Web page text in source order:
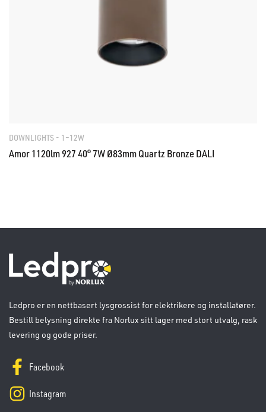
DOWNLIGHTS - 1–12W
Amor 1120lm 927 40° 7W Ø83mm Quartz Bronze DALI
Ledpro er en nettbasert lysgrossist for elektrikere og installatører.
Bestill belysning direkte fra Norlux sitt lager med stort utvalg, rask
levering og gode priser.
Facebook
Instagram